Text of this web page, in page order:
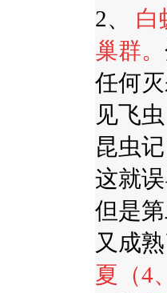
2、
白
巢群。
任何
见飞
昆虫
这就
但是
又成熟
夏（4、